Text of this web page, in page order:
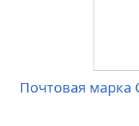
Почтовая марка